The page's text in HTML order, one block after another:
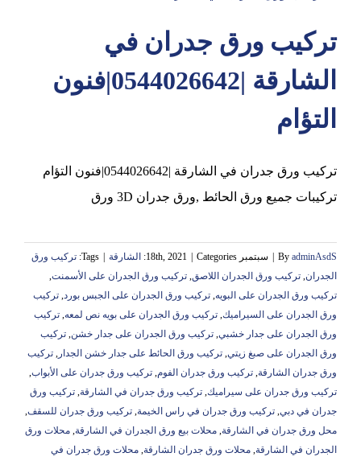
تركيب ورق جدران في
الشارقة |0544026642|فنون
التؤام
تركيب ورق جدران في الشارقة |0544026642|فنون التؤام
تركيبات جميع ورق الحائط ,ورق جدران 3D ورق
By adminAsdS سبتمبر 18th, 2021 Categories: الشارقة Tags: تركيب ورق
الجدران, تركيب ورق الجدران اللاصق, تركيب ورق الجدران على الأسمنت,
تركيب ورق الجدران على البويه, تركيب ورق الجدران على الجبس بورد, تركيب
ورق الجدران على السيراميك, تركيب ورق الجدران على بويه نص لمعه, تركيب
ورق الجدران على جدار خشبي, تركيب ورق الجدران على جدار خشن, تركيب
ورق الجدران على صبغ زيتي, تركيب ورق الحائط على جدار خشن الجدار , تركيب
ورق جدران الشارقة, تركيب ورق جدران الفوم, تركيب ورق جدران على الأبواب,
تركيب ورق جدران على سيراميك, تركيب ورق جدران في الشارقة, تركيب ورق
جدران في دبي, تركيب ورق جدران في راس الخيمة, تركيب ورق جدران للسقف,
محل ورق جدران في الشارقة, محلات بيع ورق الجدران في الشارقة, محلات ورق
الجدران في الشارقة, محلات ورق جدران الشارقة, محلات ورق جدران في